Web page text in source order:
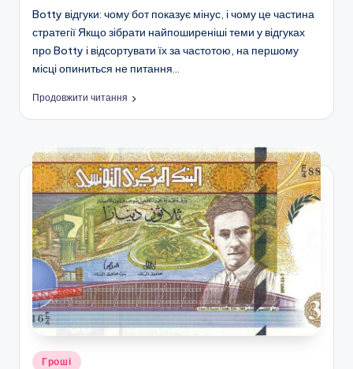
Botty відгуки: чому бот показує мінус, і чому це частина
стратегії Якщо зібрати найпоширеніші теми у відгуках
про Botty і відсортувати їх за частотою, на першому
місці опиниться не питання…
Продовжити читання
Опубліковано
Гроші